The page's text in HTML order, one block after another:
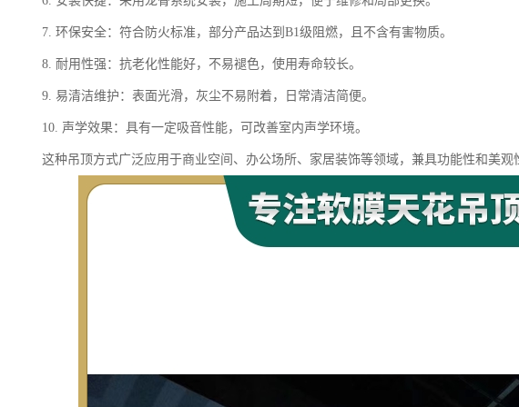
7. 环保安全：符合防火标准，部分产品达到B1级阻燃，且不含有害物质。
8. 耐用性强：抗老化性能好，不易褪色，使用寿命较长。
9. 易清洁维护：表面光滑，灰尘不易附着，日常清洁简便。
10. 声学效果：具有一定吸音性能，可改善室内声学环境。
这种吊顶方式广泛应用于商业空间、办公场所、家居装饰等领域，兼具功能性和美观